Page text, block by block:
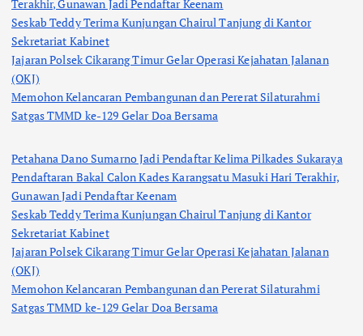
Terakhir, Gunawan Jadi Pendaftar Keenam
Seskab Teddy Terima Kunjungan Chairul Tanjung di Kantor
Sekretariat Kabinet
Jajaran Polsek Cikarang Timur Gelar Operasi Kejahatan Jalanan
(OKJ)
Memohon Kelancaran Pembangunan dan Pererat Silaturahmi
Satgas TMMD ke-129 Gelar Doa Bersama
Petahana Dano Sumarno Jadi Pendaftar Kelima Pilkades Sukaraya
Pendaftaran Bakal Calon Kades Karangsatu Masuki Hari Terakhir,
Gunawan Jadi Pendaftar Keenam
Seskab Teddy Terima Kunjungan Chairul Tanjung di Kantor
Sekretariat Kabinet
Jajaran Polsek Cikarang Timur Gelar Operasi Kejahatan Jalanan
(OKJ)
Memohon Kelancaran Pembangunan dan Pererat Silaturahmi
Satgas TMMD ke-129 Gelar Doa Bersama